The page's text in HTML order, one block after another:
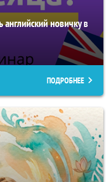
новичку в
ПОДРОБНЕЕ